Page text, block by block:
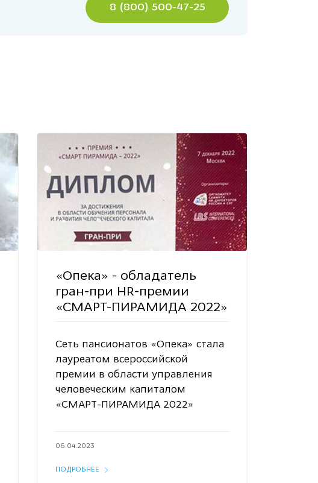
8 (800) 500-47-25
«Опека» - обладатель
гран-при HR-премии
«СМАРТ-ПИРАМИДА 2022»
Сеть пансионатов «Опека» стала
лауреатом всероссийской
премии в области управления
человеческим капиталом
«СМАРТ-ПИРАМИДА 2022»
06.04.2023
ПОДРОБНЕЕ